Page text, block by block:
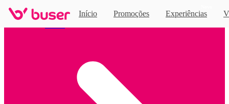
Início Promoções Experiências